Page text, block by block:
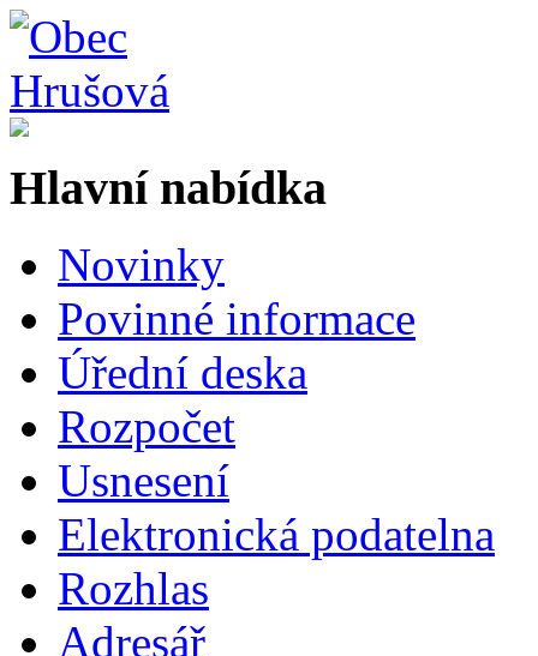
Hlavní nabídka
Novinky
Povinné informace
Úřední deska
Rozpočet
Usnesení
Elektronická podatelna
Rozhlas
Adresář